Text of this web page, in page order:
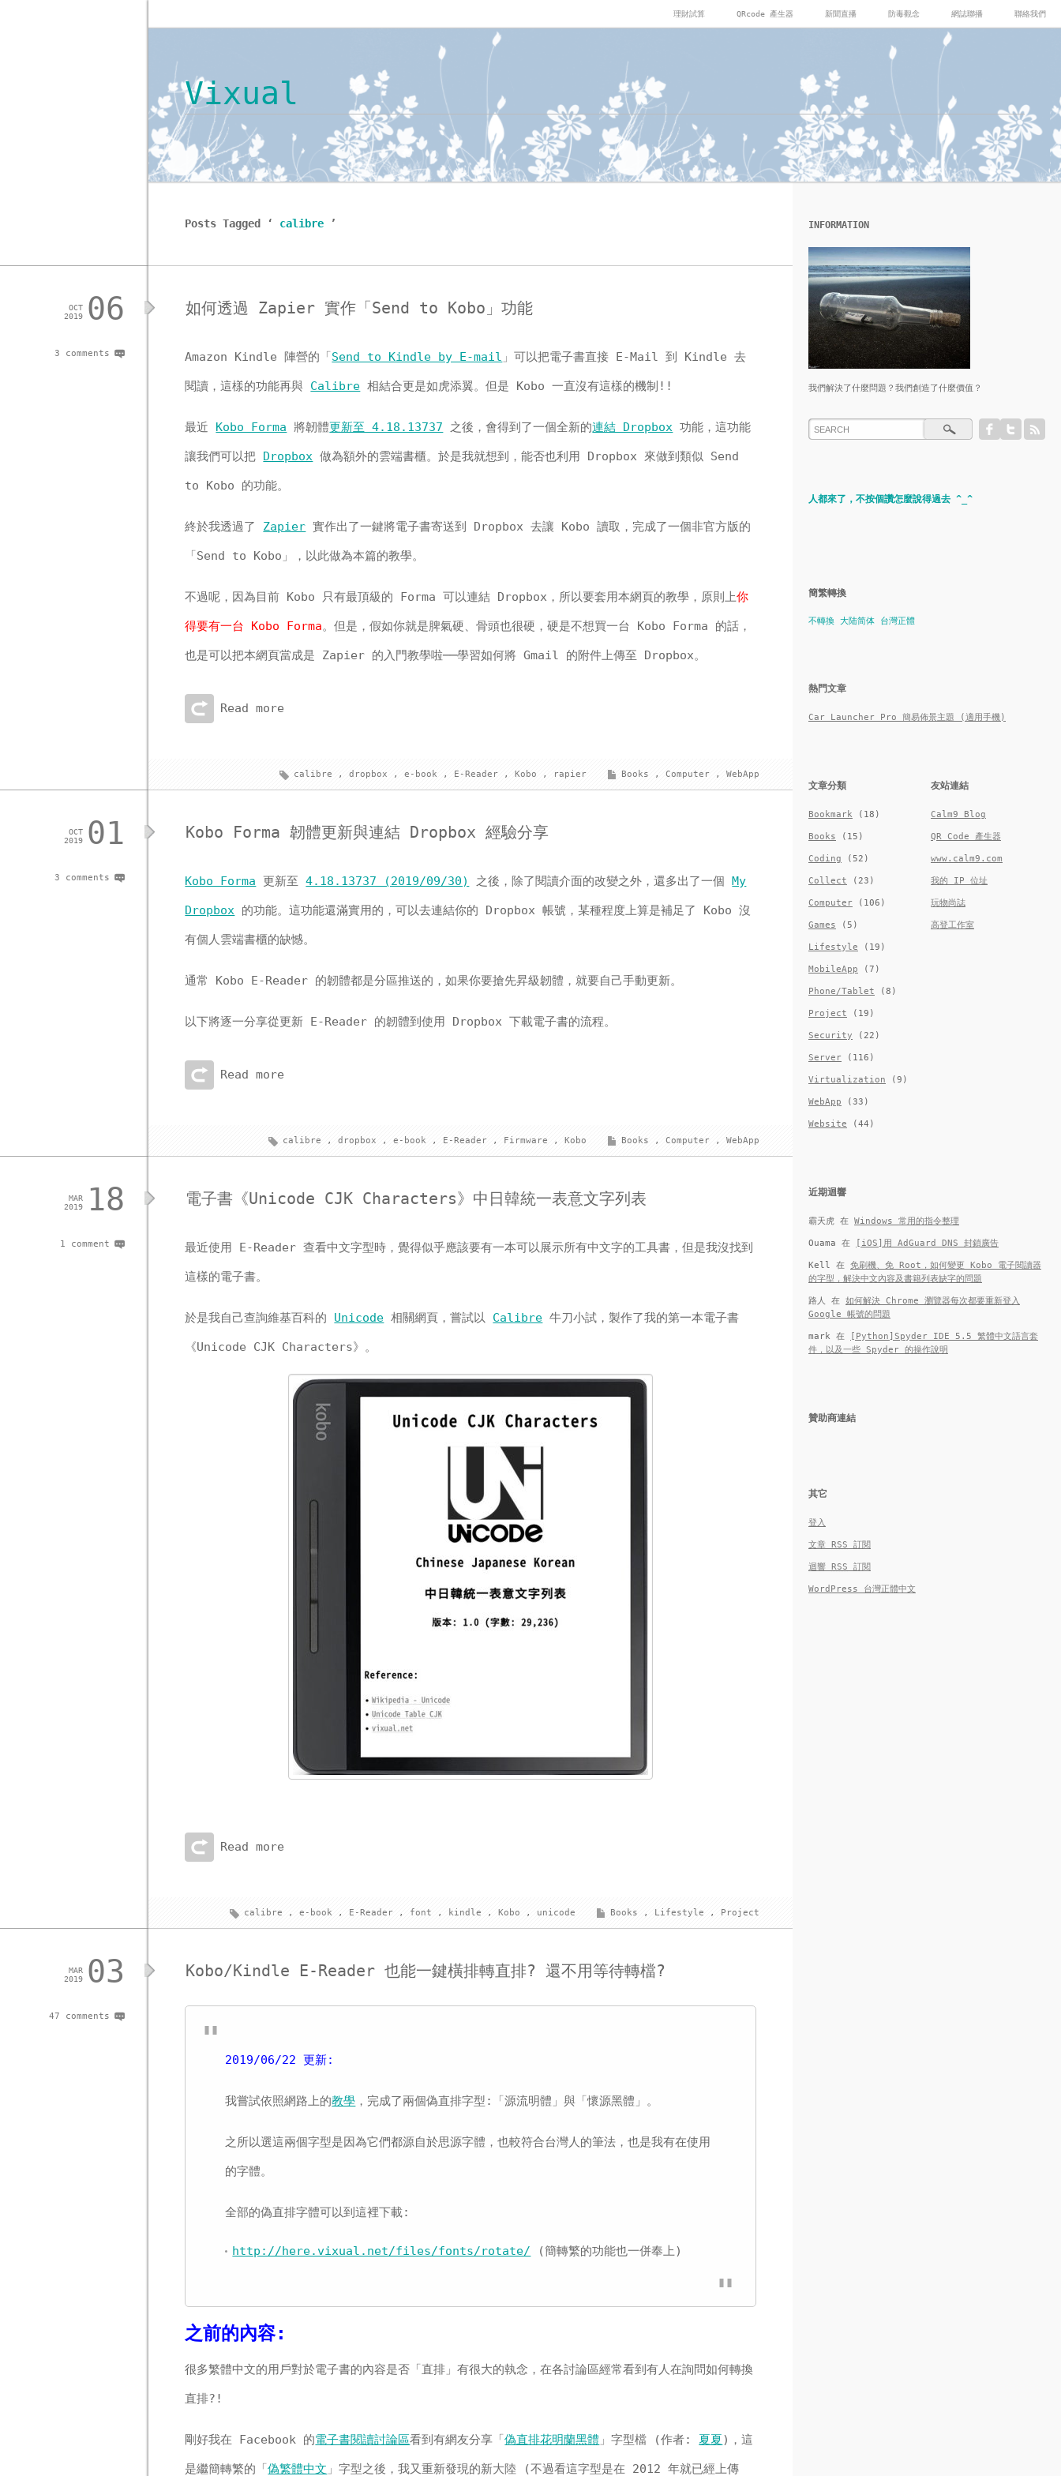
理財試算 QRcode 產生器 新聞直播 防毒觀念 網誌聯播 聯絡我們
Vixual
Posts Tagged ‘ calibre ’
如何透過 Zapier 實作「Send to Kobo」功能
Amazon Kindle 陣營的「Send to Kindle by E-mail 」可以把電子書直接 E-Mail 到 Kindle 去
閱讀，這樣的功能再與 Calibre 相結合更是如虎添翼。但是 Kobo 一直沒有這樣的機制!!
最近 Kobo Forma 將韌體更新至 4.18.13737 之後，會得到了一個全新的連結 Dropbox 功能，這功能
讓我們可以把 Dropbox 做為額外的雲端書櫃。於是我就想到，能否也利用 Dropbox 來做到類似 Send
to Kobo 的功能。
終於我透過了 Zapier 實作出了一鍵將電子書寄送到 Dropbox 去讓 Kobo 讀取，完成了一個非官方版的
「Send to Kobo」，以此做為本篇的教學。
不過呢，因為目前 Kobo 只有最頂級的 Forma 可以連結 Dropbox，所以要套用本網頁的教學，原則上你
得要有一台 Kobo Forma。但是，假如你就是脾氣硬、骨頭也很硬，硬是不想買一台 Kobo Forma 的話，
也是可以把本網頁當成是 Zapier 的入門教學啦──學習如何將 Gmail 的附件上傳至 Dropbox。
Read more
Books , Computer , WebApp
calibre , dropbox , e-book , E-Reader , Kobo , rapier
06
OCT
2019
3 comments
Kobo Forma 韌體更新與連結 Dropbox 經驗分享
Kobo Forma 更新至4.18.13737 (2019/09/30) 之後，除了閱讀介面的改變之外，還多出了一個My
Dropbox 的功能。這功能還滿實用的，可以去連結你的 Dropbox 帳號，某種程度上算是補足了 Kobo 沒
有個人雲端書櫃的缺憾。
通常 Kobo E-Reader 的韌體都是分區推送的，如果你要搶先昇級韌體，就要自己手動更新。
以下將逐一分享從更新 E-Reader 的韌體到使用 Dropbox 下載電子書的流程。
Read more
Books , Computer , WebApp
calibre , dropbox , e-book , E-Reader , Firmware , Kobo
01
OCT
2019
3 comments
電子書《Unicode CJK Characters》中日韓統一表意文字列表
最近使用 E-Reader 查看中文字型時，覺得似乎應該要有一本可以展示所有中文字的工具書，但是我沒找到
這樣的電子書。
於是我自己查詢維基百科的 Unicode 相關網頁，嘗試以 Calibre 牛刀小試，製作了我的第一本電子書
《Unicode CJK Characters》。
Read more
Books , Lifestyle , Project
calibre , e-book , E-Reader , font , kindle , Kobo , unicode
18
MAR
2019
1 comment
Kobo/Kindle E-Reader 也能一鍵橫排轉直排? 還不用等待轉檔?
2019/06/22 更新:
我嘗試依照網路上的教學 ，完成了兩個偽直排字型:「源流明體」與「懷源黑體」。
之所以選這兩個字型是因為它們都源自於思源字體，也較符合台灣人的筆法，也是我有在使用
的字體。
全部的偽直排字體可以到這裡下載:
http://here.vixual.net/files/fonts/rotate/ (簡轉繁的功能也一併奉上)
之前的內容:
很多繁體中文的用戶對於電子書的內容是否「直排」有很大的執念，在各討論區經常看到有人在詢問如何轉換
直排?!
剛好我在 Facebook 的電子書閱讀討論區看到有網友分享「偽直排花明蘭黑體 」字型檔 (作者: 夏夏)，這
是繼簡轉繁的「偽繁體中文 」字型之後，我又重新發現的新大陸 (不過看這字型是在 2012 年就已經上傳
03
MAR
2019
47 comments
INFORMATION
我們解決了什麼問題？我們創造了什麼價值？
人都來了，不按個讚怎麼說得過去 ^_^
簡繁轉換
不轉換 大陆简体 台灣正體
熱門文章
Car Launcher Pro 簡易佈景主題 (適用手機)
文章分類
Bookmark (18)
Books (15)
Coding (52)
Collect (23)
Computer (106)
Games (5)
Lifestyle (19)
MobileApp (7)
Phone/Tablet (8)
Project (19)
Security (22)
Server (116)
Virtualization (9)
WebApp (33)
Website (44)
友站連結
Calm9 Blog
QR Code 產生器
www.calm9.com
我的 IP 位址
玩物尚誌
高登工作室
近期迴響
霸天虎 在 Windows 常用的指令整理
Ouama 在 [iOS]用 AdGuard DNS 封鎖廣告
Kell 在 免刷機、免 Root，如何變更 Kobo 電子閱讀器
的字型，解決中文內容及書籍列表缺字的問題
路人 在 如何解決 Chrome 瀏覽器每次都要重新登入
Google 帳號的問題
mark 在
[Python]Spyder IDE 5.5 繁體中文語言套
件，以及一些 Spyder 的操作說明
贊助商連結
其它
登入
文章 RSS 訂閱
迴響 RSS 訂閱
WordPress 台灣正體中文